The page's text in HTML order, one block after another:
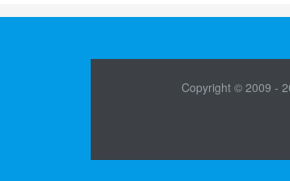
Copyright © 2009 -